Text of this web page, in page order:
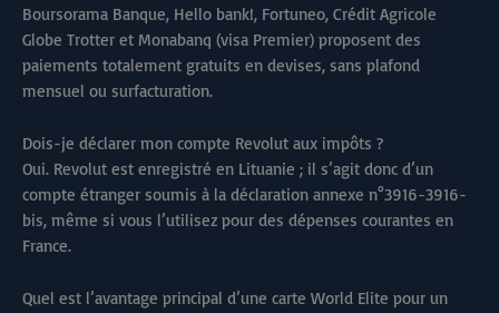
Boursorama Banque, Hello bank!, Fortuneo, Crédit Agricole
Globe Trotter et Monabanq (visa Premier) proposent des
paiements totalement gratuits en devises, sans plafond
mensuel ou surfacturation.
Dois-je déclarer mon compte Revolut aux impôts ?
Oui. Revolut est enregistré en Lituanie ; il s’agit donc d’un
compte étranger soumis à la déclaration annexe n°3916-3916-
bis, même si vous l’utilisez pour des dépenses courantes en
France.
Quel est l’avantage principal d’une carte World Elite pour un